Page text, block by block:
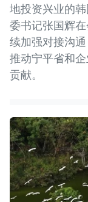
地投资兴业的
委书记张国辉
续加强对接沟
推动宁平省和
贡献。